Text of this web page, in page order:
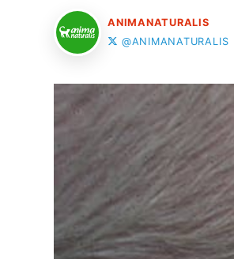
ANIMANATURALIS
@ANIMANATURALIS